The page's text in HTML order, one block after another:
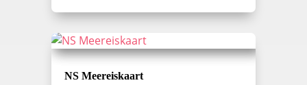
NS Meereiskaart